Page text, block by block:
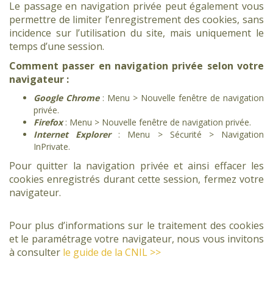
Le passage en navigation privée peut également vous
permettre de limiter l’enregistrement des cookies, sans
incidence sur l’utilisation du site, mais uniquement le
temps d’une session.
Comment passer en navigation privée selon votre
navigateur :
Google Chrome: Menu > Nouvelle fenêtre de navigation
privée.
Firefox : Menu > Nouvelle fenêtre de navigation privée.
Internet Explorer
: Menu > Sécurité > Navigation
InPrivate.
Pour quitter la navigation privée et ainsi effacer les
cookies enregistrés durant cette session, fermez votre
navigateur.
Pour plus d’informations sur le traitement des cookies
et le paramétrage votre navigateur, nous vous invitons
à consulter le guide de la CNIL >>